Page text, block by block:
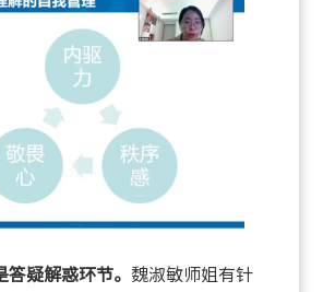
答疑解惑环节。 魏淑敏师姐有针